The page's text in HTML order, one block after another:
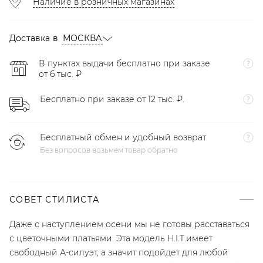
Доставка в МОСКВА
В пунктах выдачи бесплатно при заказе
от 6 тыс. ₽
Бесплатно при заказе от 12 тыс. ₽.
Бесплатный обмен и удобный возврат
Без вопросов возьмем товар обратно
СОВЕТ СТИЛИСТА
Даже с наступлением осени мы не готовы расставаться
с цветочными платьями. Эта модель H.I.T.имеет
свободный А-силуэт, а значит подойдет для любой